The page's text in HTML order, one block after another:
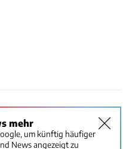
mehr
um künftig häufiger
News angezeigt zu